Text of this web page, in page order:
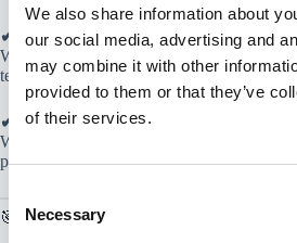
We also share information about
our social media, advertising and
may combine it with other
provided to them or that they’ve
of their services.
o
Necessary
✔ Betrouwbaar
We nemen verantwoordelijkheid. Geen
terugkerende issues.
✔ Proactief
We wachten niet tot iets stuk gaat. We
problemen.
🎯
Onze missie